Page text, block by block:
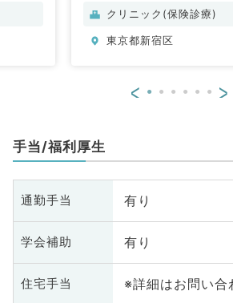
呼吸器内科、消化器内科
クリニック(保険診療)
東京都新宿区
< >
手当/福利厚生
通勤手当 有り
学会補助 有り
住宅手当 ※詳細はお問い合